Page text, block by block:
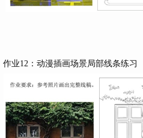
作业12：动漫插画场景局部线条练习